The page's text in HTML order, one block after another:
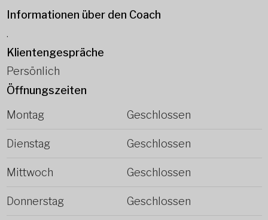
Informationen über den Coach
.
Klientengespräche
Persönlich
Öffnungszeiten
Montag
Geschlossen
Dienstag Geschlossen
Mittwoch Geschlossen
Donnerstag Geschlossen